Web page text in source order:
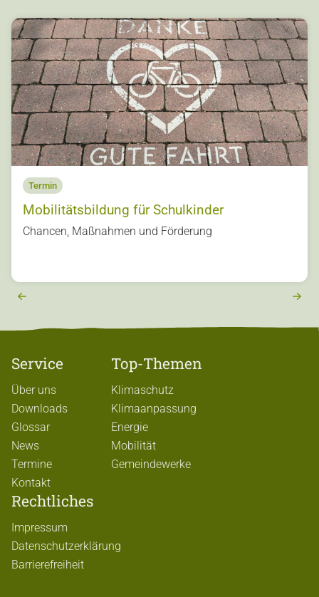
r
u
Termin
Mobilitätsbildung für Schulkinder
Chancen, Maßnahmen und Förderung
Service
Über uns
Downloads
Glossar
News
Termine
Kontakt
Top-Themen
Klimaschutz
Klimaanpassung
Energie
Mobilität
Gemeindewerke
Rechtliches
Impressum
Datenschutzerklärung
Barrierefreiheit